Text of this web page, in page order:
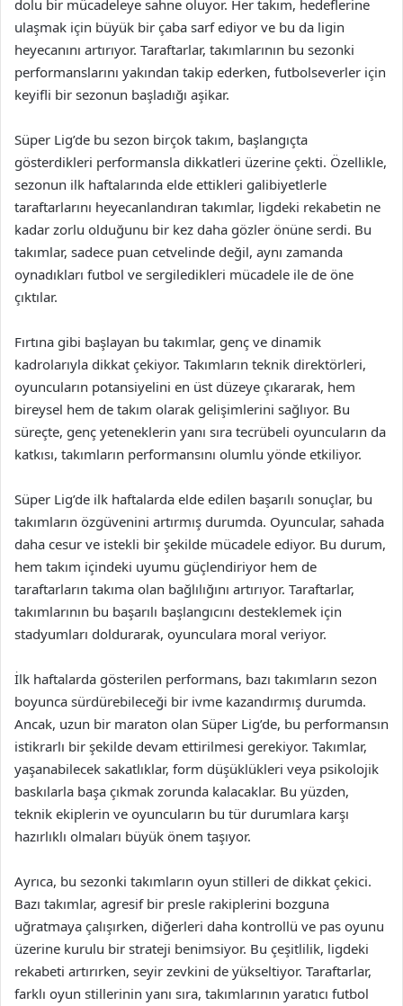
dolu bir mücadeleye sahne oluyor. Her takım, hedeflerine
ulaşmak için büyük bir çaba sarf ediyor ve bu da ligin
heyecanını artırıyor. Taraftarlar, takımlarının bu sezonki
performanslarını yakından takip ederken, futbolseverler için
keyifli bir sezonun başladığı aşikar.
Süper Lig’de bu sezon birçok takım, başlangıçta
gösterdikleri performansla dikkatleri üzerine çekti. Özellikle,
sezonun ilk haftalarında elde ettikleri galibiyetlerle
taraftarlarını heyecanlandıran takımlar, ligdeki rekabetin ne
kadar zorlu olduğunu bir kez daha gözler önüne serdi. Bu
takımlar, sadece puan cetvelinde değil, aynı zamanda
oynadıkları futbol ve sergiledikleri mücadele ile de öne
çıktılar.
Fırtına gibi başlayan bu takımlar, genç ve dinamik
kadrolarıyla dikkat çekiyor. Takımların teknik direktörleri,
oyuncuların potansiyelini en üst düzeye çıkararak, hem
bireysel hem de takım olarak gelişimlerini sağlıyor. Bu
süreçte, genç yeteneklerin yanı sıra tecrübeli oyuncuların da
katkısı, takımların performansını olumlu yönde etkiliyor.
Süper Lig’de ilk haftalarda elde edilen başarılı sonuçlar, bu
takımların özgüvenini artırmış durumda. Oyuncular, sahada
daha cesur ve istekli bir şekilde mücadele ediyor. Bu durum,
hem takım içindeki uyumu güçlendiriyor hem de
taraftarların takıma olan bağlılığını artırıyor. Taraftarlar,
takımlarının bu başarılı başlangıcını desteklemek için
stadyumları doldurarak, oyunculara moral veriyor.
İlk haftalarda gösterilen performans, bazı takımların sezon
boyunca sürdürebileceği bir ivme kazandırmış durumda.
Ancak, uzun bir maraton olan Süper Lig’de, bu performansın
istikrarlı bir şekilde devam ettirilmesi gerekiyor. Takımlar,
yaşanabilecek sakatlıklar, form düşüklükleri veya psikolojik
baskılarla başa çıkmak zorunda kalacaklar. Bu yüzden,
teknik ekiplerin ve oyuncuların bu tür durumlara karşı
hazırlıklı olmaları büyük önem taşıyor.
Ayrıca, bu sezonki takımların oyun stilleri de dikkat çekici.
Bazı takımlar, agresif bir presle rakiplerini bozguna
uğratmaya çalışırken, diğerleri daha kontrollü ve pas oyunu
üzerine kurulu bir strateji benimsiyor. Bu çeşitlilik, ligdeki
rekabeti artırırken, seyir zevkini de yükseltiyor. Taraftarlar,
farklı oyun stillerinin yanı sıra, takımlarının yaratıcı futbol